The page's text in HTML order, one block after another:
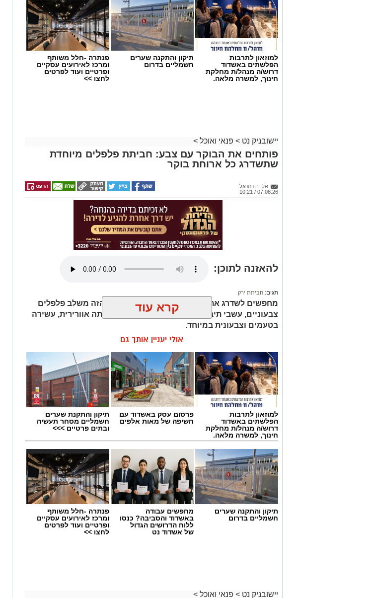
למוזאון לתרבות
הפלשתים באשדוד
דרוש/ה מנהל/ת מחלקת
חינוך, למשרה מלאה.
תיקון והתקנה שערים
חשמליים בדרום
פנתרה -חלל משותף
ומרכז לאירועים עסקיים
ופרטיים ועוד לפרטים
לחצו >>
יישובניק נט > פנאי ואוכל >
פותחים את הבוקר עם צבע: חביתת פלפלים מיוחדת
שתשדרג כל ארוחת בוקר
אלדה נתנאל
07.08.26 / 10:21
להאזנה לתוכן:
תגים: חביתת ירק
מחפשים לשדרג את החביתה של הבוקר? המתכון הזה משלב פלפלים
צבעוניים, עשבי תיבול טריים ותיבול עדין, ויוצר חביתה אוורירית, עשירה
בטעמים וצבעונית במיוחד.
¼ פלפל ירוק, חתוך לקוביות קטנות
קרא עוד
אולי יעניין אותך גם
למוזאון לתרבות
הפלשתים באשדוד
דרוש/ה מנהל/ת מחלקת
חינוך, למשרה מלאה.
פרסום עסק באשדוד עם
חשיפה של מאות אלפים
תיקון והתקנת שערים
חשמליים מסחר תעשיה
ובתים פרטיים >>>
תיקון והתקנה שערים
חשמליים בדרום
מחפשים עבודה
באשדוד והסביבה? כנסו
ללוח הדרושים הגדול
של אשדוד נט
פנתרה -חלל משותף
ומרכז לאירועים עסקיים
ופרטיים ועוד לפרטים
לחצו >>
יישובניק נט > פנאי ואוכל >